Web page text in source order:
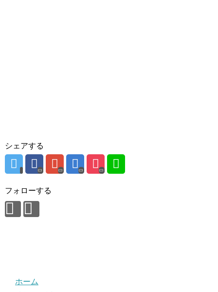
シェアする
フォローする
ホーム